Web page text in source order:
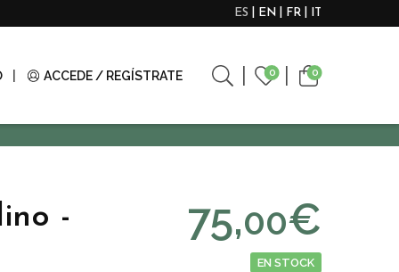
ES EN FR IT
ACCEDE / REGÍSTRATE 0 0
- 75,00€
EN STOCK